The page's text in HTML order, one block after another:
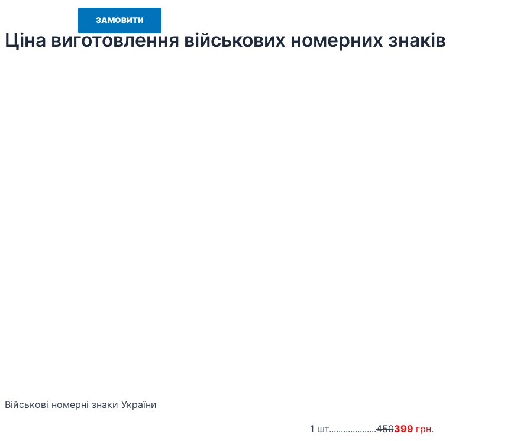
Ціна виготовлення військових номерних знаків
Військові номерні знаки України
1 шт....................450399 грн.